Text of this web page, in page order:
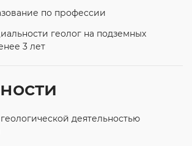
по профессии
геолог на подземных
3 лет
деятельностью